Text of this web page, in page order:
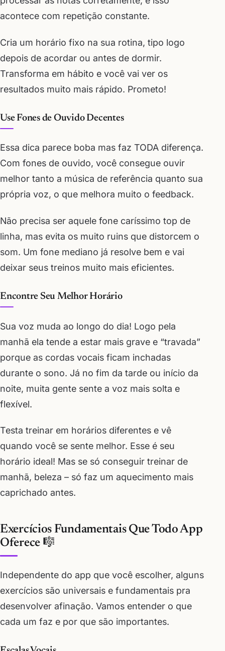
acontece com repetição constante.
Cria um horário fixo na sua rotina, tipo logo
depois de acordar ou antes de dormir.
Transforma em hábito e você vai ver os
resultados muito mais rápido. Prometo!
Use Fones de Ouvido Decentes
Essa dica parece boba mas faz TODA diferença.
Com fones de ouvido, você consegue ouvir
melhor tanto a música de referência quanto sua
própria voz, o que melhora muito o feedback.
Não precisa ser aquele fone caríssimo top de
linha, mas evita os muito ruins que distorcem o
som. Um fone mediano já resolve bem e vai
deixar seus treinos muito mais eficientes.
Encontre Seu Melhor Horário
Sua voz muda ao longo do dia! Logo pela
manhã ela tende a estar mais grave e “travada”
porque as cordas vocais ficam inchadas
durante o sono. Já no fim da tarde ou início da
noite, muita gente sente a voz mais solta e
flexível.
Testa treinar em horários diferentes e vê
quando você se sente melhor. Esse é seu
horário ideal! Mas se só conseguir treinar de
manhã, beleza – só faz um aquecimento mais
caprichado antes.
Exercícios Fundamentais Que Todo App
Oferece 🎼
Independente do app que você escolher, alguns
exercícios são universais e fundamentais pra
desenvolver afinação. Vamos entender o que
cada um faz e por que são importantes.